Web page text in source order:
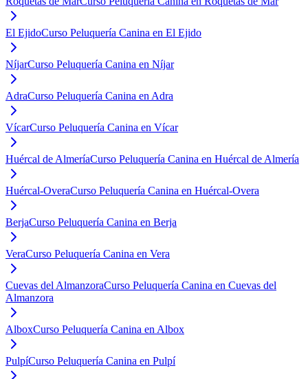
El EjidoCurso Peluquería Canina en El Ejido
NíjarCurso Peluquería Canina en Níjar
AdraCurso Peluquería Canina en Adra
VícarCurso Peluquería Canina en Vícar
Huércal de AlmeríaCurso Peluquería Canina en Huércal de Almería
Huércal-OveraCurso Peluquería Canina en Huércal-Overa
BerjaCurso Peluquería Canina en Berja
VeraCurso Peluquería Canina en Vera
Cuevas del AlmanzoraCurso Peluquería Canina en Cuevas del
Almanzora
AlboxCurso Peluquería Canina en Albox
PulpíCurso Peluquería Canina en Pulpí